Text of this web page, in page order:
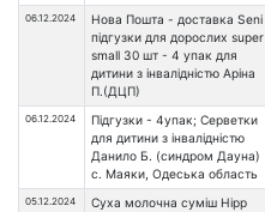
06.12.2024
Нова Пошта - доставка Seni
підгузки для дорослих super
small 30 шт - 4 упак для
дитини з інвалідністю Аріна
П.(ДЦП)
06.12.2024
Підгузки - 4упак; Серветки
для дитини з інвалідністю
Данило Б. (синдром Дауна)
с. Маяки, Одеська область
05.12.2024
Суха молочна суміш Hipp